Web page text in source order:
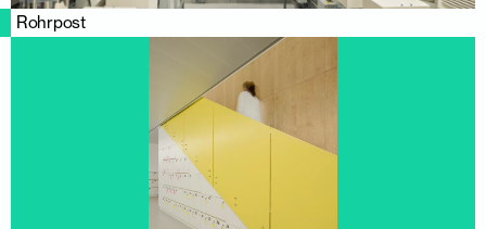
Rohrpost